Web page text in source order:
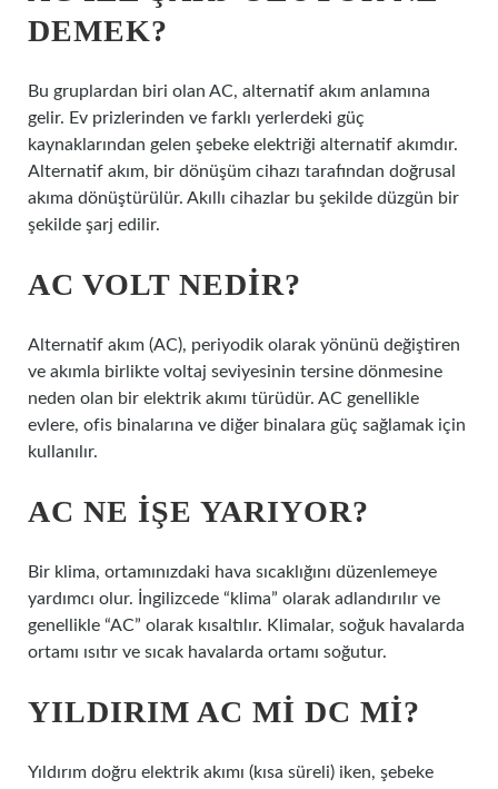
DEMEK?
Bu gruplardan biri olan AC, alternatif akım anlamına
gelir. Ev prizlerinden ve farklı yerlerdeki güç
kaynaklarından gelen şebeke elektriği alternatif akımdır.
Alternatif akım, bir dönüşüm cihazı tarafından doğrusal
akıma dönüştürülür. Akıllı cihazlar bu şekilde düzgün bir
şekilde şarj edilir.
AC VOLT NEDIR?
Alternatif akım (AC), periyodik olarak yönünü değiştiren
ve akımla birlikte voltaj seviyesinin tersine dönmesine
neden olan bir elektrik akımı türüdür. AC genellikle
evlere, ofis binalarına ve diğer binalara güç sağlamak için
kullanılır.
AC NE IŞE YARIYOR?
Bir klima, ortamınızdaki hava sıcaklığını düzenlemeye
yardımcı olur. İngilizcede “klima” olarak adlandırılır ve
genellikle “AC” olarak kısaltılır. Klimalar, soğuk havalarda
ortamı ısıtır ve sıcak havalarda ortamı soğutur.
YILDIRIM AC MI DC MI?
Yıldırım doğru elektrik akımı (kısa süreli) iken, şebeke